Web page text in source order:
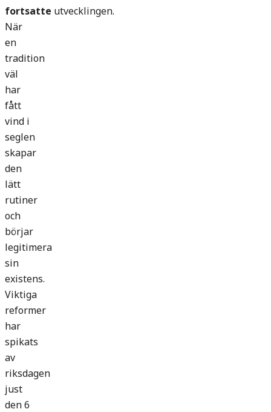
fortsatteutvecklingen.
När
en
tradition
väl
har
fått
vind i
seglen
skapar
den
lätt
rutiner
och
börjar
legitimera
sin
existens.
Viktiga
reformer
har
spikats
av
riksdagen
just
den 6